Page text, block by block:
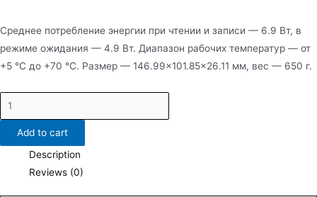
Среднее потребление энергии при чтении и записи — 6.9 Вт, в
режиме ожидания — 4.9 Вт. Диапазон рабочих температур — от
+5 °C до +70 °C. Размер — 146.99×101.85×26.11 мм, вес — 650 г.
ST10000VE0008
quantity
Add to cart
Description
Reviews (0)